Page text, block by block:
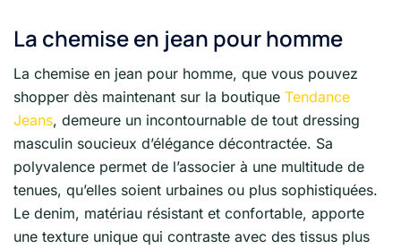
La chemise en jean pour homme
La chemise en jean pour homme, que vous pouvez
shopper dès maintenant sur la boutique Tendance
Jeans, demeure un incontournable de tout dressing
masculin soucieux d’élégance décontractée. Sa
polyvalence permet de l’associer à une multitude de
tenues, qu’elles soient urbaines ou plus sophistiquées.
Le denim, matériau résistant et confortable, apporte
une texture unique qui contraste avec des tissus plus